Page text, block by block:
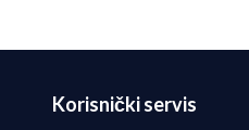
Korisnički servis